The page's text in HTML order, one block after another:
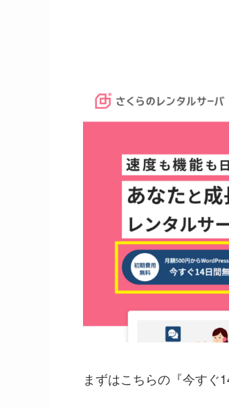
まずはこちらの『今すぐ